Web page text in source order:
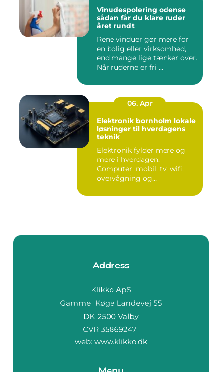
Vinudespolering odense
sådan får du klare ruder
året rundt
Rene vinduer gør mere for
en bolig eller virksomhed,
end mange lige tænker over.
Når ruderne er fri ...
06. Apr
Elektronik bornholm lokale
løsninger til hverdagens
teknik
Elektronik fylder mere og
mere i hverdagen.
Computer, mobil, tv, wifi,
overvågning og
Address
web: www.klikko.dk